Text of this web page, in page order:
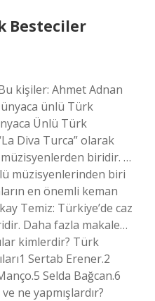
Besteciler
kişiler: Ahmet Adnan
ünlü Türk
Ünlü Türk
Diva Turca” olarak
biridir. …
müzisyenlerinden biri
en önemli keman
Temiz: Türkiye’de caz
Daha fazla makale…
kimlerdir? Türk
Sertab Erener.2
Selda Bağcan.6
ne yapmışlardır?